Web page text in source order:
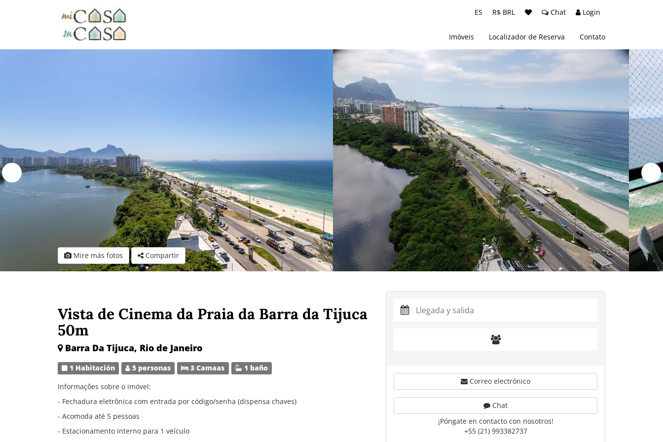
ES R$ BRL Chat Login
Imóveis Localizador de Reserva Contato
Mire más fotos Compartir
Vista de Cinema da Praia da Barra da Tijuca
50m
Barra Da Tijuca, Rio de Janeiro
1 Habitación 5 personas 3 Camaas 1 baño
Informações sobre o imóvel:
- Fechadura eletrônica com entrada por código/senha (dispensa chaves)
- Acomoda até 5 pessoas
- Estacionamento interno para 1 veículo
Correo electrónico
Chat
¡Póngate en contacto con nosotros!
+55 (21) 993382737